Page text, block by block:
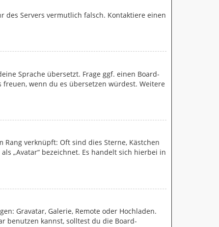
Servers vermutlich falsch. Kontaktiere einen
Sprache übersetzt. Frage ggf. einen Board-
wenn du es übersetzen würdest. Weitere
verknüpft: Oft sind dies Sterne, Kästchen
„Avatar“ bezeichnet. Es handelt sich hierbei in
Gravatar, Galerie, Remote oder Hochladen.
benutzen kannst, solltest du die Board-